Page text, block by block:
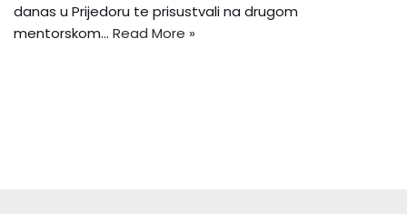
danas u Prijedoru te prisustvali na drugom
mentorskom… Read More »